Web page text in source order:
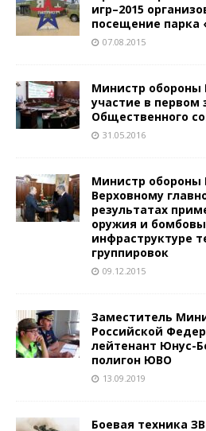
игр–2015
посещение парка
07.08.2015
Министр обороны
участие в первом
Общественного
31.05.2016
Министр
Верховному
результатах
оружия и
инфраструктуре
группировок
09.12.2015
Заместитель
Российской
лейтенант Юнус-
полигон ЮВО
13.09.2019
Боевая техника